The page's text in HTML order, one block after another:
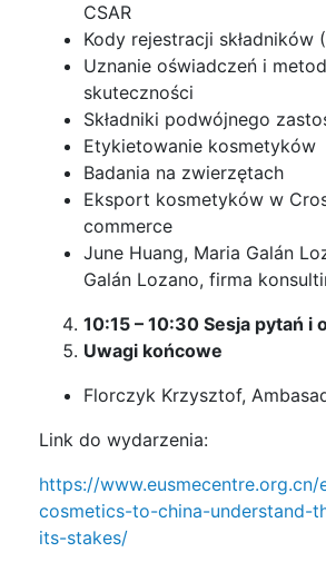
CSAR
Kody rejestracji składników
Uznanie oświadczeń i
skuteczności
Składniki podwójnego
Etykietowanie kosmetyków
Badania na zwierzętach
Eksport kosmetyków w
commerce
June Huang, Maria Galán
Galán Lozano, firma
10:15 – 10:30 Sesja pytań i
Uwagi końcowe
Florczyk Krzysztof,
Link do wydarzenia:
https://
cosmetics-to-china-understand-
its-stakes/